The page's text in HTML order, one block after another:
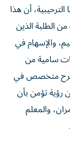
أن هذا
الطلبة الذين
والإسهام في
سامية من
صرح متخصص في
رؤية تؤمن بأن
والمعلم